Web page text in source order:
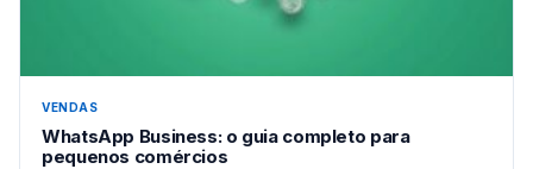
VENDAS
WhatsApp Business: o guia completo para
pequenos comércios